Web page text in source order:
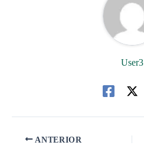
User3
ANTERIOR